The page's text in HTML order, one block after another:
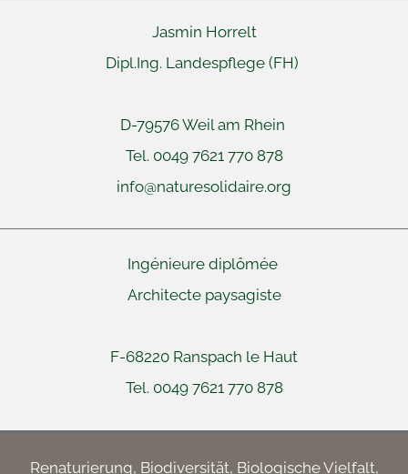
Jasmin Horrelt
Dipl.Ing. Landespflege (FH)
D-79576 Weil am Rhein
Tel. 0049 7621 770 878
info@naturesolidaire.org
Ingénieure diplômée
Architecte paysagiste
F-68220 Ranspach le Haut
Tel. 0049 7621 770 878
Renaturierung, Biodiversität, Biologische Vielfalt,